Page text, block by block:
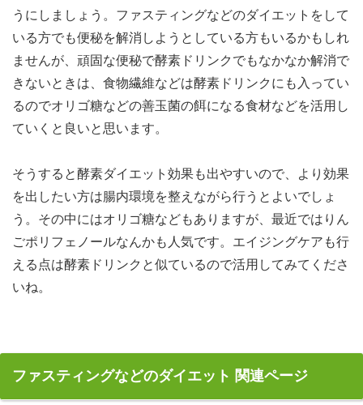
うにしましょう。ファスティングなどのダイエットをして
いる方でも便秘を解消しようとしている方もいるかもしれ
ませんが、頑固な便秘で酵素ドリンクでもなかなか解消で
きないときは、食物繊維などは酵素ドリンクにも入ってい
るのでオリゴ糖などの善玉菌の餌になる食材などを活用し
ていくと良いと思います。
そうすると酵素ダイエット効果も出やすいので、より効果
を出したい方は腸内環境を整えながら行うとよいでしょ
う。その中にはオリゴ糖などもありますが、最近ではりん
ごポリフェノールなんかも人気です。エイジングケアも行
える点は酵素ドリンクと似ているので活用してみてくださ
いね。
ファスティングなどのダイエット 関連ページ